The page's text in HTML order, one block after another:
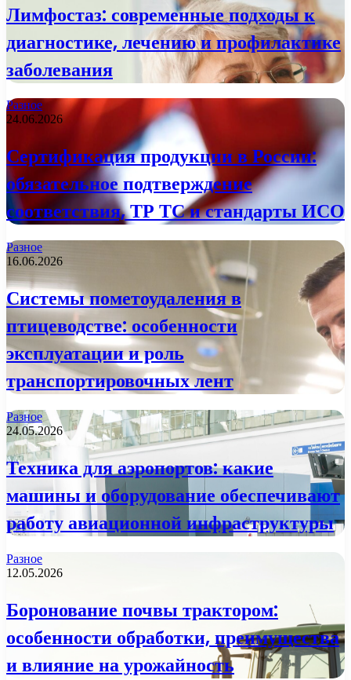
Лимфостаз: современные подходы к
диагностике, лечению и профилактике
заболевания
Разное
24.06.2026
Сертификация продукции в России:
обязательное подтверждение
соответствия, ТР ТС и стандарты ИСО
Разное
16.06.2026
Системы пометоудаления в
птицеводстве: особенности
эксплуатации и роль
транспортировочных лент
Разное
24.05.2026
Техника для аэропортов: какие
машины и оборудование обеспечивают
работу авиационной инфраструктуры
Разное
12.05.2026
Боронование почвы трактором:
особенности обработки, преимущества
и влияние на урожайность